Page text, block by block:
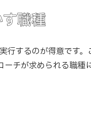
職種
行するのが得意です
チが求められる職種